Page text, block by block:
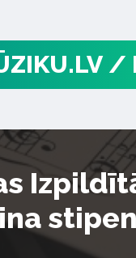
/